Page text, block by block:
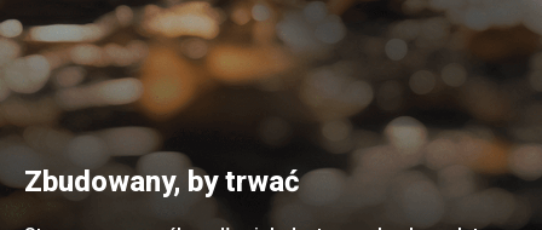
Zbudowany, by trwać